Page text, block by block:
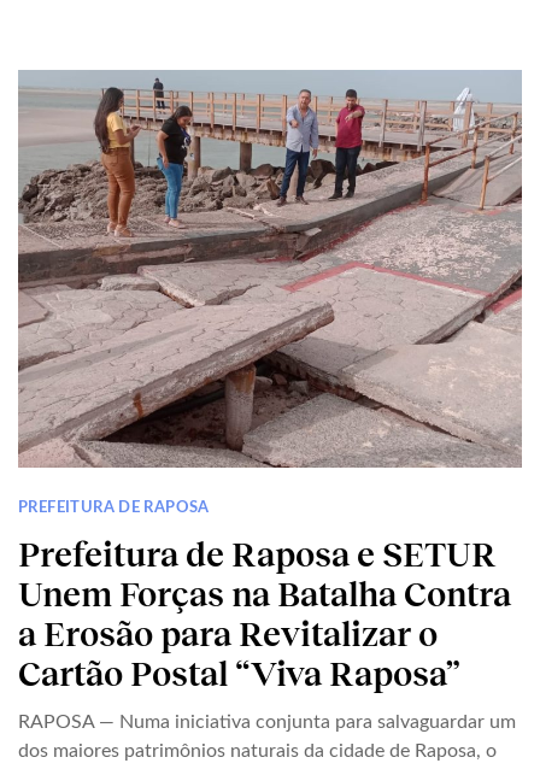
PREFEITURA DE RAPOSA
Prefeitura de Raposa e SETUR
Unem Forças na Batalha Contra
a Erosão para Revitalizar o
Cartão Postal “Viva Raposa”
RAPOSA — Numa iniciativa conjunta para salvaguardar um
dos maiores patrimônios naturais da cidade de Raposa, o